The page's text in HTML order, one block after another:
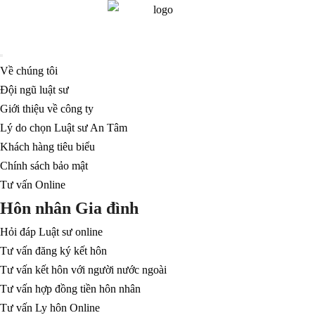
Về chúng tôi
Đội ngũ luật sư
Giới thiệu về công ty
Lý do chọn Luật sư An Tâm
Khách hàng tiêu biểu
Chính sách bảo mật
Tư vấn Online
Hôn nhân Gia đình
Hỏi đáp Luật sư online
Tư vấn đăng ký kết hôn
Tư vấn kết hôn với người nước ngoài
Tư vấn hợp đồng tiền hôn nhân
Tư vấn Ly hôn Online